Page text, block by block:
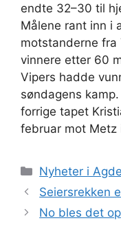
endte 32–30 til
Målene rant inn i
motstanderne fra
vinnere etter 60
Vipers hadde
søndagens
forrige tapet
februar mot Metz
Kategorier
Nyheter i
Seiersrekken
No bles det